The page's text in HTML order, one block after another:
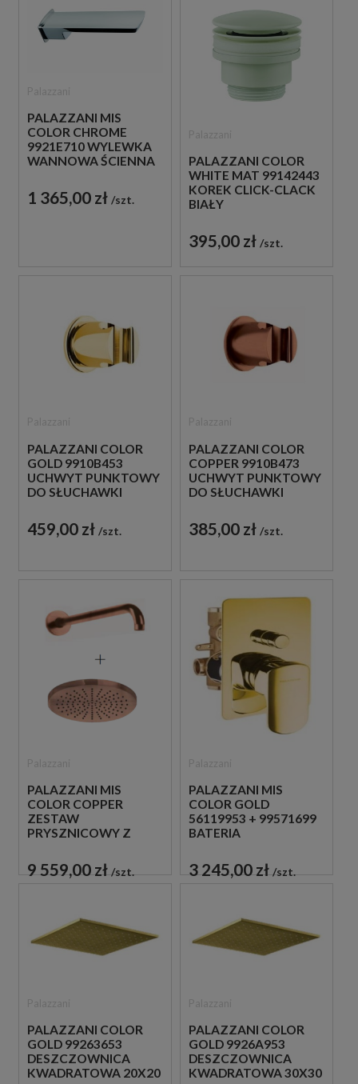
PALAZZANI MIS
COLOR CHROME
9921E710 WYLEWKA
WANNOWA ŚCIENNA
1 365,00 zł szt.
PALAZZANI COLOR
WHITE MAT 99142443
KOREK CLICK-CLACK
BIAŁY
395,00 zł szt.
PALAZZANI COLOR
GOLD 9910B453
UCHWYT PUNKTOWY
DO SŁUCHAWKI
459,00 zł szt.
PALAZZANI COLOR
COPPER 9910B473
UCHWYT PUNKTOWY
DO SŁUCHAWKI
385,00 zł szt.
PALAZZANI MIS
COLOR COPPER
ZESTAW
PRYSZNICOWY Z
MIEDZIANY
9 559,00 zł szt.
PALAZZANI MIS
COLOR GOLD
56119953 + 99571699
BATERIA
ZŁOTA
3 245,00 zł szt.
PALAZZANI COLOR
GOLD 99263653
DESZCZOWNICA
KWADRATOWA 20X20
PALAZZANI COLOR
GOLD 9926A953
DESZCZOWNICA
KWADRATOWA 30X30